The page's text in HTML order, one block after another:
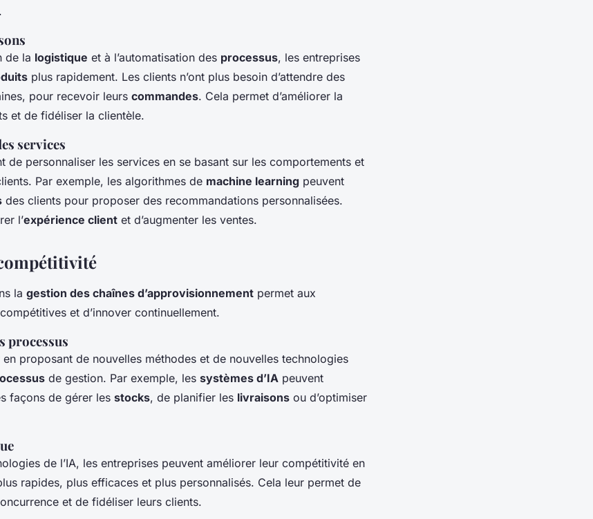
de la logistique et à l’automatisation des processus, les entreprises
plus rapidement. Les clients n’ont plus besoin d’attendre des
pour recevoir leurs commandes. Cela permet d’améliorer la
et de fidéliser la clientèle.
services
de personnaliser les services en se basant sur les comportements et
Par exemple, les algorithmes de machine learning peuvent
des clients pour proposer des recommandations personnalisées.
l’expérience client et d’augmenter les ventes.
la gestion des chaînes d’approvisionnement permet aux
et d’innover continuellement.
processus
en proposant de nouvelles méthodes et de nouvelles technologies
de gestion. Par exemple, les systèmes d’IA peuvent
façons de gérer les stocks, de planifier les livraisons ou d’optimiser
de l’IA, les entreprises peuvent améliorer leur compétitivité en
rapides, plus efficaces et plus personnalisés. Cela leur permet de
et de fidéliser leurs clients.